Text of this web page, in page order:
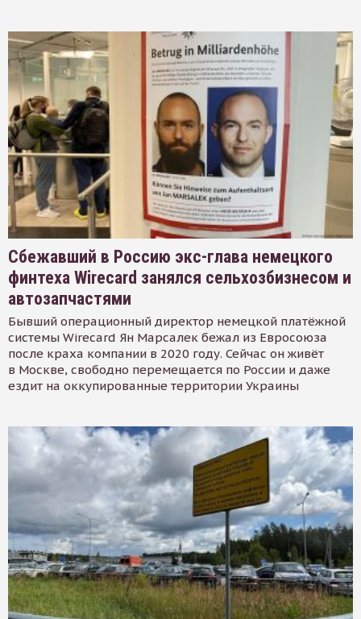
Сбежавший в Россию экс-глава немецкого
финтеха Wirecard занялся сельхозбизнесом и
автозапчастями
Бывший операционный директор немецкой платёжной
системы Wirecard Ян Марсалек бежал из Евросоюза
после краха компании в 2020 году. Сейчас он живёт
в Москве, свободно перемещается по России и даже
ездит на оккупированные территории Украины